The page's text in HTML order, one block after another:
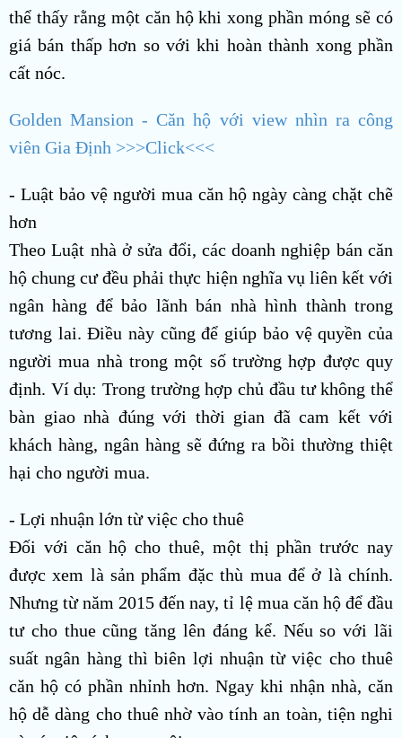
thể thấy rằng một căn hộ khi xong phần móng sẽ có
giá bán thấp hơn so với khi hoàn thành xong phần
cất nóc.
Golden Mansion - Căn hộ với view nhìn ra công
viên Gia Định >>>Click<<<
- Luật bảo vệ người mua căn hộ ngày càng chặt chẽ
hơn
Theo Luật nhà ở sửa đổi, các doanh nghiệp bán căn
hộ chung cư đều phải thực hiện nghĩa vụ liên kết với
ngân hàng để bảo lãnh bán nhà hình thành trong
tương lai. Điều này cũng để giúp bảo vệ quyền của
người mua nhà trong một số trường hợp được quy
định. Ví dụ: Trong trường hợp chủ đầu tư không thể
bàn giao nhà đúng với thời gian đã cam kết với
khách hàng, ngân hàng sẽ đứng ra bồi thường thiệt
hại cho người mua.
- Lợi nhuận lớn từ việc cho thuê
Đối với căn hộ cho thuê, một thị phần trước nay
được xem là sản phẩm đặc thù mua để ở là chính.
Nhưng từ năm 2015 đến nay, tỉ lệ mua căn hộ để đầu
tư cho thue cũng tăng lên đáng kể. Nếu so với lãi
suất ngân hàng thì biên lợi nhuận từ việc cho thuê
căn hộ có phần nhỉnh hơn. Ngay khi nhận nhà, căn
hộ dễ dàng cho thuê nhờ vào tính an toàn, tiện nghi